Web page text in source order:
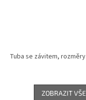
Tuba se závitem,
ZOBRAZIT